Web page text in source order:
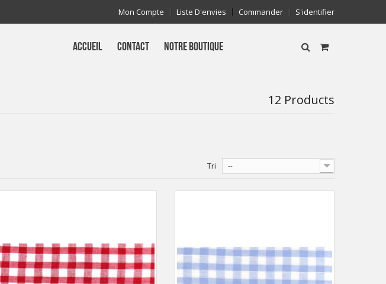
Mon Compte Liste D'envies Commander S'identifier
ACCUEIL CONTACT NOTRE BOUTIQUE
12 Products
Tri --